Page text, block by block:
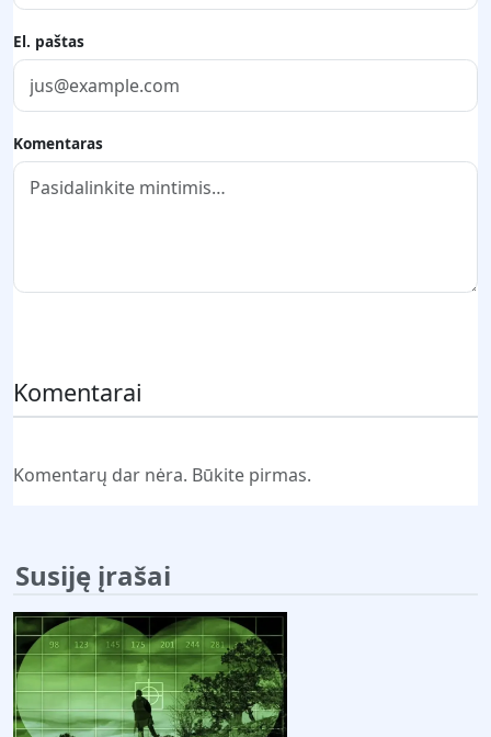
El. paštas
Komentaras
Komentarai
Komentarų dar nėra. Būkite pirmas.
Susiję įrašai